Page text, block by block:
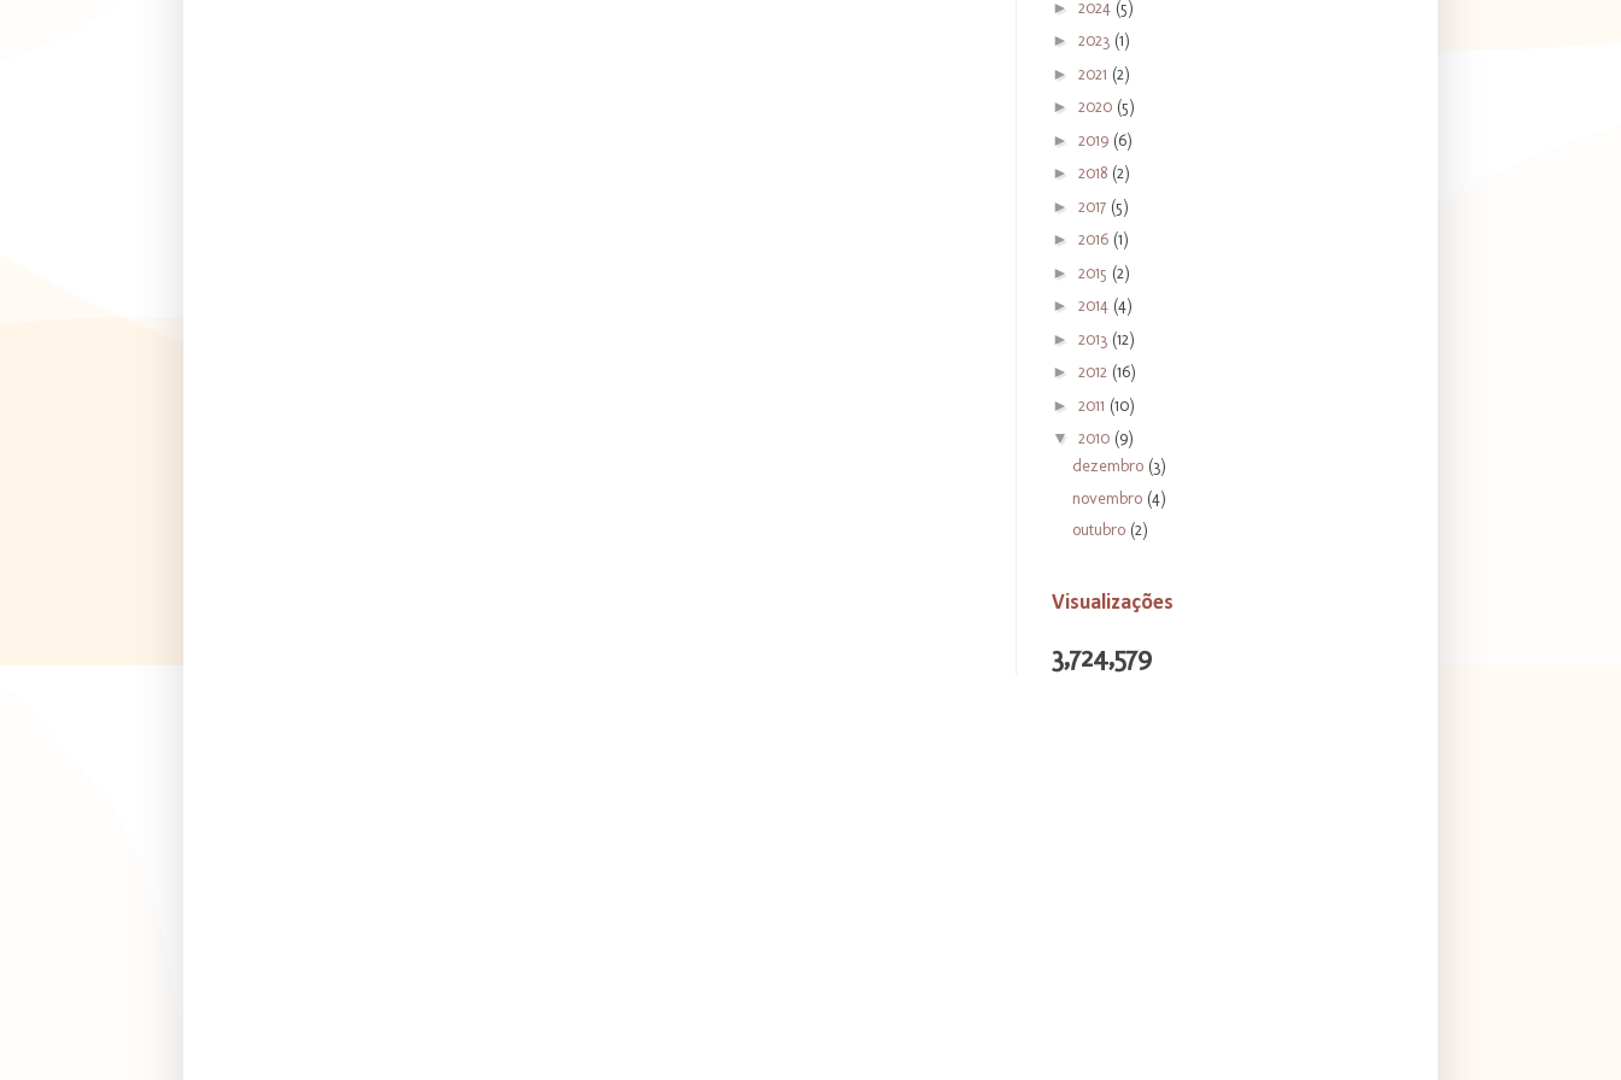
► 2024 (5)
► 2023 (1)
► 2021 (2)
► 2020 (5)
► 2019 (6)
► 2018 (2)
► 2017 (5)
► 2016 (1)
► 2015 (2)
► 2014 (4)
► 2013 (12)
► 2012 (16)
► 2011 (10)
▼ 2010 (9)
dezembro (3)
novembro (4)
outubro (2)
Visualizações
3,724,579